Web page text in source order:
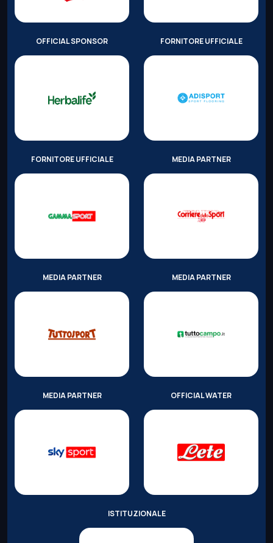
OFFICIAL SPONSOR FORNITORE UFFICIALE
FORNITORE UFFICIALE MEDIA PARTNER
MEDIA PARTNER MEDIA PARTNER
MEDIA PARTNER OFFICIAL WATER
ISTITUZIONALE